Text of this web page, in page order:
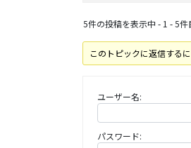
5件の投稿を表示中 - 1 - 5件
このトピックに返信する
ユーザー名:
パスワード: